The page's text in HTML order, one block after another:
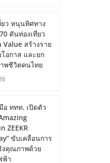
ยว หนุนทิศทาง
ดันท่องเที่ยว
Value สร้างราย
อกาส และยก
พชีวิตคนไทย
อ ททท. เปิดตัว
ZEEKR
ขับเคลื่อนการ
งคุณภาพด้วย
ฟ้า